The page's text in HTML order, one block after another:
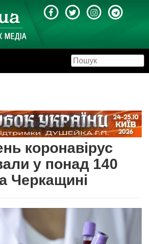
коронавірус
у понад 140
Черкащині